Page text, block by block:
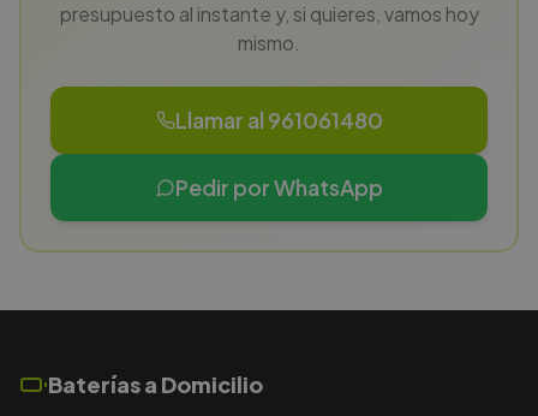
presupuesto al instante y, si quieres, vamos hoy
mismo.
Llamar al 961061480
Pedir por WhatsApp
Baterías a Domicilio